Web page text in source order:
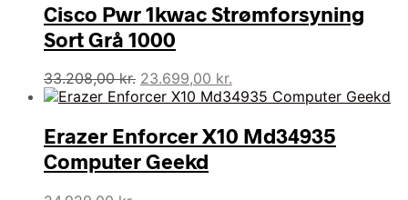
Cisco Pwr 1kwac Strømforsyning
Sort Grå 1000
33.208,00kr. Den
oprindelige
var:
33.208,00 kr..
23.699,00 kr.
aktuelle
er:
23.699,00 kr..
Erazer Enforcer X10 Md34935
Computer Geekd